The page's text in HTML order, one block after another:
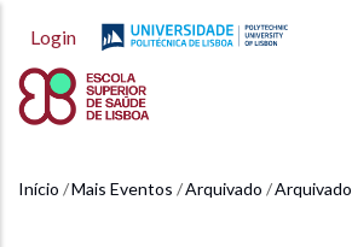
para
conteúdo
Login
Navegação
Início Mais Eventos Arquivado Arquivado